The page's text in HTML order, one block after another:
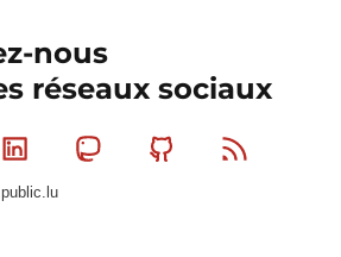
nous
réseaux sociaux
Linkedin MastodonGithub